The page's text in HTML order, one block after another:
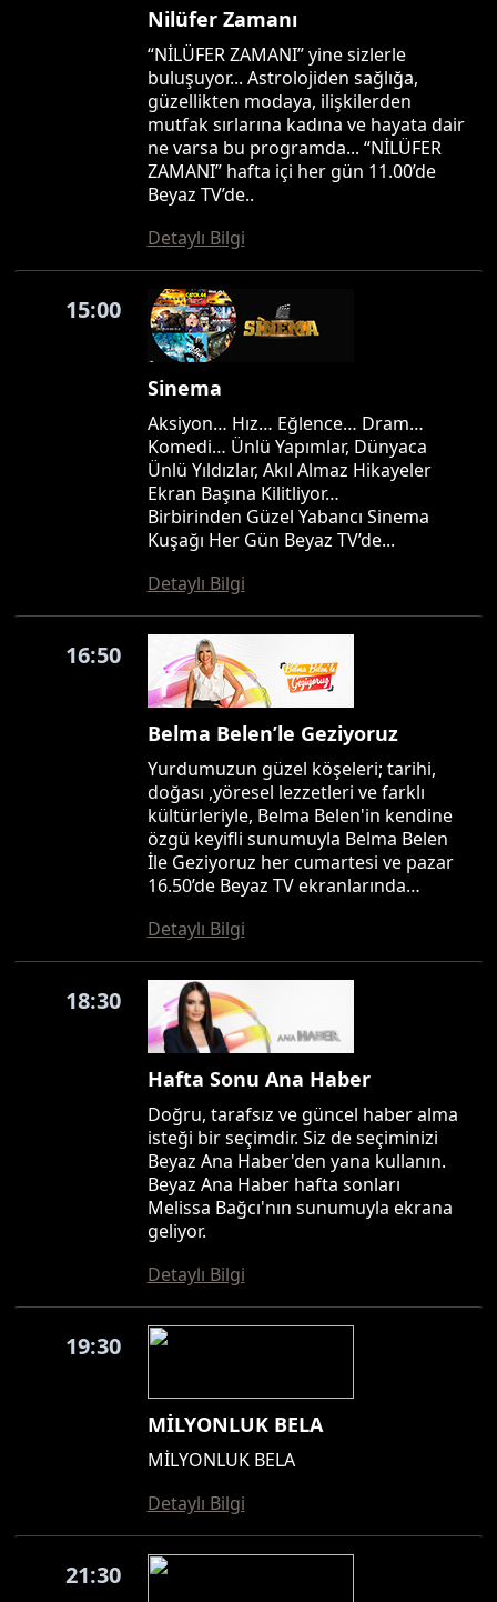
Nilüfer Zamanı
“NİLÜFER ZAMANI” yine sizlerle
buluşuyor... Astrolojiden sağlığa,
güzellikten modaya, ilişkilerden
mutfak sırlarına kadına ve hayata dair
ne varsa bu programda... “NİLÜFER
ZAMANI” hafta içi her gün 11.00’de
Beyaz TV’de..
Detaylı Bilgi
15:00
Sinema
Aksiyon… Hız… Eğlence… Dram…
Komedi… Ünlü Yapımlar, Dünyaca
Ünlü Yıldızlar, Akıl Almaz Hikayeler
Ekran Başına Kilitliyor…
Birbirinden Güzel Yabancı Sinema
Kuşağı Her Gün Beyaz TV’de...
Detaylı Bilgi
16:50
Belma Belen’le Geziyoruz
Yurdumuzun güzel köşeleri; tarihi,
doğası ,yöresel lezzetleri ve farklı
kültürleriyle, Belma Belen'in kendine
özgü keyifli sunumuyla Belma Belen
İle Geziyoruz her cumartesi ve pazar
16.50’de Beyaz TV ekranlarında…
Detaylı Bilgi
18:30
Hafta Sonu Ana Haber
Doğru, tarafsız ve güncel haber alma
isteği bir seçimdir. Siz de seçiminizi
Beyaz Ana Haber'den yana kullanın.
Beyaz Ana Haber hafta sonları
Melissa Bağcı'nın sunumuyla ekrana
geliyor.
Detaylı Bilgi
19:30
MİLYONLUK BELA
MİLYONLUK BELA
Detaylı Bilgi
21:30